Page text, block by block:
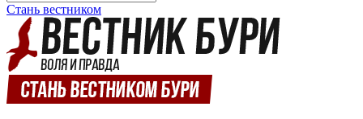
Стань вестником